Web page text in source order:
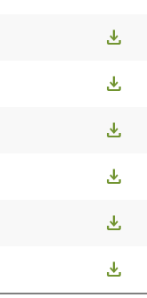
download
download
download
download
download
download